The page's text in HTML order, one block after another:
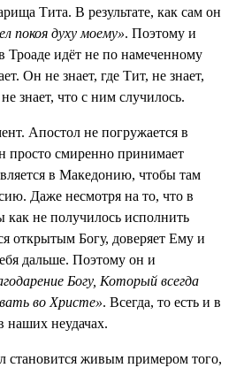
Тита. В результате, как сам он
покоя духу моему». Поэтому и
Троаде идёт не по намеченному
Он не знает, где Тит, не знает,
знает, что с ним случилось.
Апостол не погружается в
просто смиренно принимает
в Македонию, чтобы там
Даже несмотря на то, что в
как не получилось исполнить
открытым Богу, доверяет Ему и
дальше. Поэтому он и
Богу, Который всегда
во Христе». Всегда, то есть и в
наших неудачах.
становится живым примером того,